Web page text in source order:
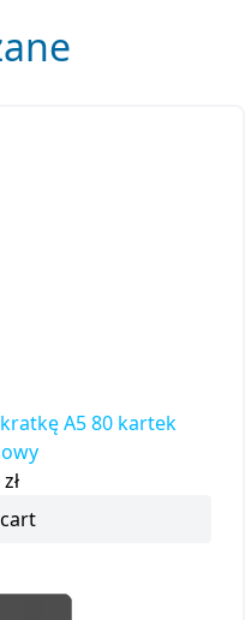
A5 80 kartek
zł